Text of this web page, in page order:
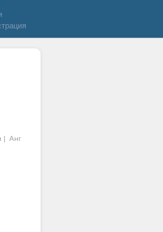
Анг